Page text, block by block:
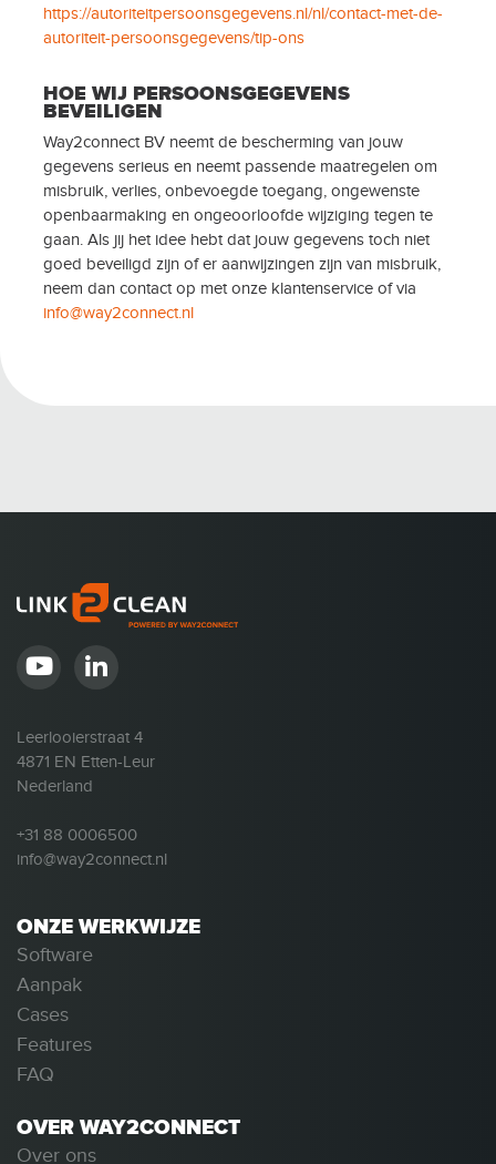
https://autoriteitpersoonsgegevens.nl/nl/contact-met-de-
autoriteit-persoonsgegevens/tip-ons
HOE WIJ PERSOONSGEGEVENS
BEVEILIGEN
Way2connect BV neemt de bescherming van jouw
gegevens serieus en neemt passende maatregelen om
misbruik, verlies, onbevoegde toegang, ongewenste
openbaarmaking en ongeoorloofde wijziging tegen te
gaan. Als jij het idee hebt dat jouw gegevens toch niet
goed beveiligd zijn of er aanwijzingen zijn van misbruik,
neem dan contact op met onze klantenservice of via
info@way2connect.nl
Leerlooierstraat 4
4871 EN Etten-Leur
Nederland
+31 88 0006500
info@way2connect.nl
ONZE WERKWIJZE
Software
Aanpak
Cases
Features
FAQ
OVER WAY2CONNECT
Over ons